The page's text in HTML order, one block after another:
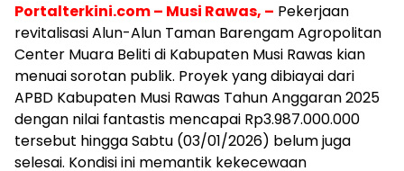
Portalterkini.com – Musi Rawas, – Pekerjaan
revitalisasi Alun-Alun Taman Barengam Agropolitan
Center Muara Beliti di Kabupaten Musi Rawas kian
menuai sorotan publik. Proyek yang dibiayai dari
APBD Kabupaten Musi Rawas Tahun Anggaran 2025
dengan nilai fantastis mencapai Rp3.987.000.000
tersebut hingga Sabtu (03/01/2026) belum juga
selesai. Kondisi ini memantik kekecewaan